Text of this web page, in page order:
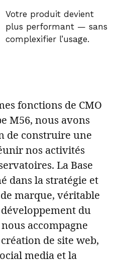
Votre produit devient
plus performant — sans
complexifier l’usage.
fonctions de CMO
M56, nous avons
de construire une
nos activités
La Base
dans la stratégie et
marque, véritable
du
accompagne
de site web,
media et la